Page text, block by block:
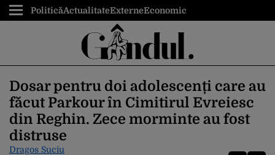
PoliticăActualitateExterneEconomic
Dosar pentru doi adolescenți care au
făcut Parkour în Cimitirul Evreiesc
din Reghin. Zece morminte au fost
distruse
Dragos Suciu